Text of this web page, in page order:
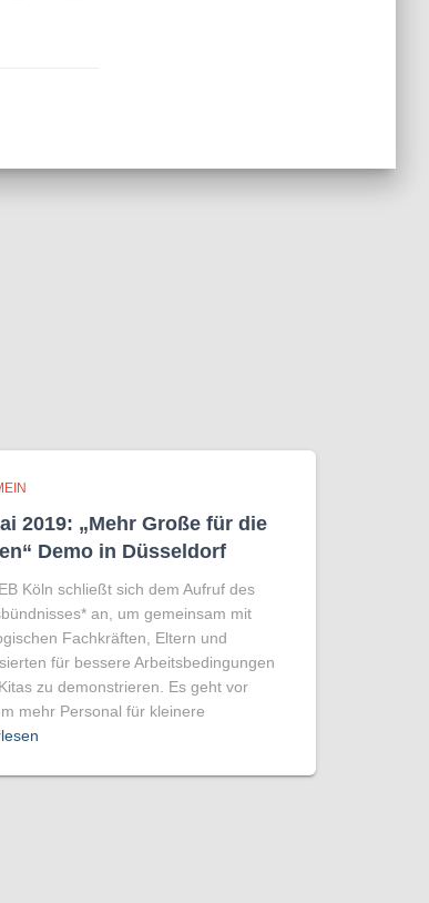
2019: „Mehr Große für die
Demo in Düsseldorf
Köln schließt sich dem Aufruf des
an, um gemeinsam mit
Fachkräften, Eltern und
für bessere Arbeitsbedingungen
zu demonstrieren. Es geht vor
mehr Personal für kleinere